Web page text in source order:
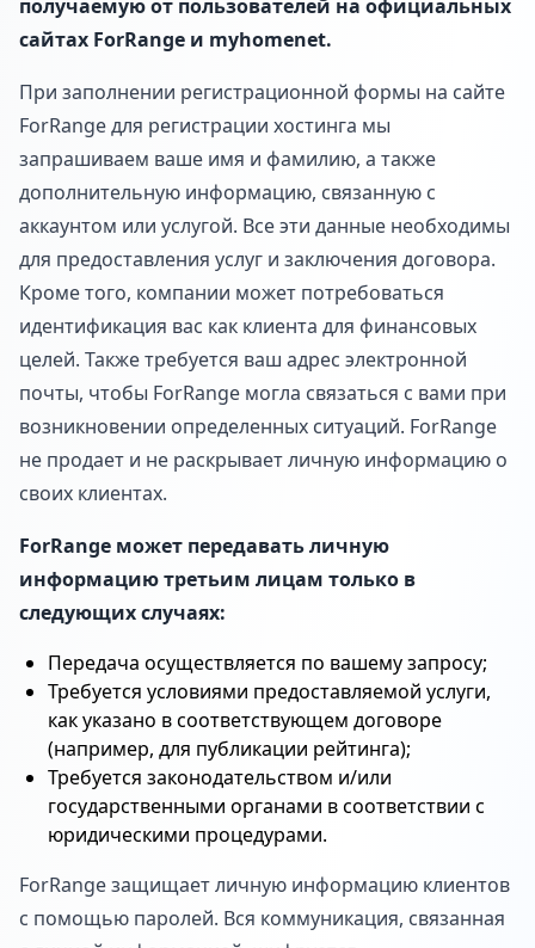
получаемую от пользователей на официальных
сайтах ForRange и myhomenet.
При заполнении регистрационной формы на сайте
ForRange для регистрации хостинга мы
запрашиваем ваше имя и фамилию, а также
дополнительную информацию, связанную с
аккаунтом или услугой. Все эти данные необходимы
для предоставления услуг и заключения договора.
Кроме того, компании может потребоваться
идентификация вас как клиента для финансовых
целей. Также требуется ваш адрес электронной
почты, чтобы ForRange могла связаться с вами при
возникновении определенных ситуаций. ForRange
не продает и не раскрывает личную информацию о
своих клиентах.
ForRange может передавать личную
информацию третьим лицам только в
следующих случаях:
Передача осуществляется по вашему запросу;
Требуется условиями предоставляемой услуги,
как указано в соответствующем договоре
(например, для публикации рейтинга);
Требуется законодательством и/или
государственными органами в соответствии с
юридическими процедурами.
ForRange защищает личную информацию клиентов
с помощью паролей. Вся коммуникация, связанная